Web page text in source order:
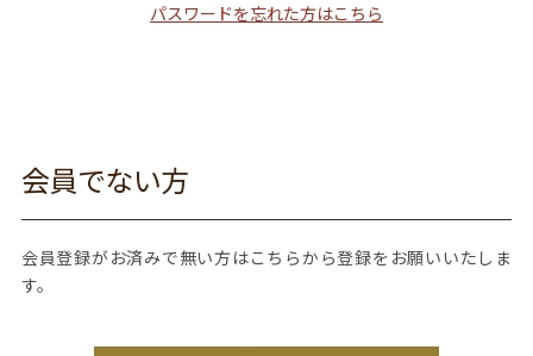
パスワードを忘れた方はこちら
会員でない方
会員登録がお済みで無い方はこちらから登録をお願いいたしま
す。